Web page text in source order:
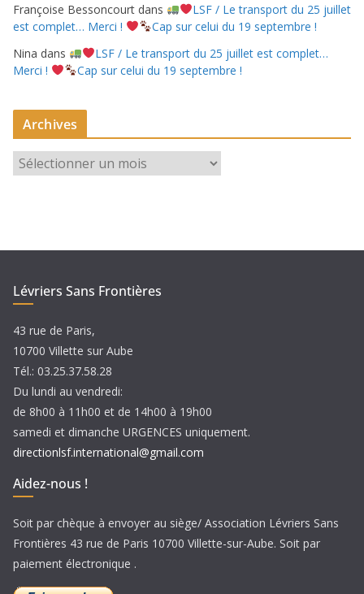
Françoise Bessoncourt dans
LSF / Le transport du 25 juillet
est complet… Merci !
Cap sur celui du 19 septembre !
Nina dans
LSF / Le transport du 25 juillet est complet…
Merci !
Cap sur celui du 19 septembre !
Archives
r
s
Lévriers Sans Frontières
43 rue de Paris,
10700 Villette sur Aube
Tél.: 03.25.37.58.28
Du lundi au vendredi:
de 8h00 à 11h00 et de 14h00 à 19h00
samedi et dimanche URGENCES uniquement.
directionlsf.international@gmail.com
Aidez-nous !
Soit par chèque à envoyer au siège/ Association Lévriers Sans
Frontières 43 rue de Paris 10700 Villette-sur-Aube. Soit par
paiement électronique .